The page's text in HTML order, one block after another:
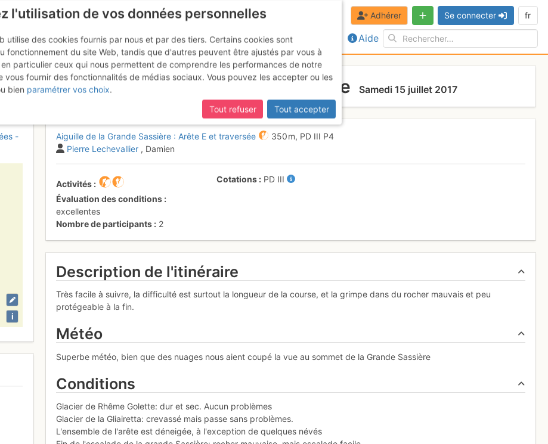
Aide
Adhérer Se connecter fr
Grande Sassière : Arête E et traversée Samedi 15 juillet 2017
-
i
Aiguille de la Grande Sassière : Arête E et traversée 350 m, PD III P4
Pierre Lechevallier , Damien
Activités
Évaluation des conditions
excellentes
Nombre de participants
2
Cotations PD III
Description de l'itinéraire
Très facile à suivre, la difficulté est surtout la longueur de la course, et la grimpe dans du rocher mauvais et peu
protégeable à la fin.
Météo
Superbe météo, bien que des nuages nous aient coupé la vue au sommet de la Grande Sassière
Conditions
Glacier de Rhême Golette: dur et sec. Aucun problèmes
Glacier de la Gliairetta: crevassé mais passe sans problèmes.
L'ensemble de l'arête est déneigée, à l'exception de quelques névés
l'utilisation de vos données personnelles
utilise des cookies fournis par nous et par des tiers. Certains cookies sont
fonctionnement du site Web, tandis que d'autres peuvent être ajustés par vous à
particulier ceux qui nous permettent de comprendre les performances de notre
vous fournir des fonctionnalités de médias sociaux. Vous pouvez les accepter ou les
bien paramétrer vos choix.
Tout refuser
Tout accepter